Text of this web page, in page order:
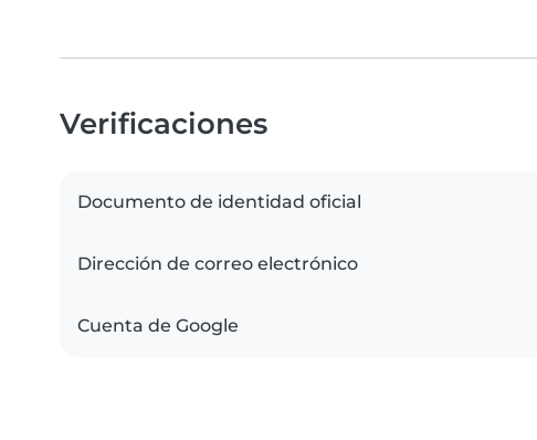
Verificaciones
Documento de identidad oficial
Dirección de correo electrónico
Cuenta de Google